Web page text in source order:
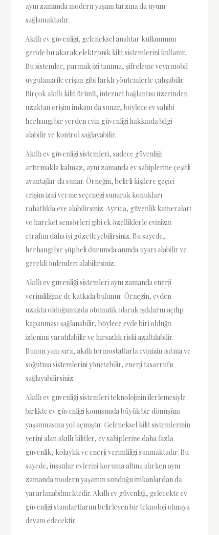
aynı zamanda modern yaşam tarzına da uyum
sağlamaktadır.
Akıllı ev güvenliği, geleneksel anahtar kullanımını
geride bırakarak elektronik kilit sistemlerini kullanır.
Bu sistemler, parmak izi tanıma, şifreleme veya mobil
uygulama ile erişim gibi farklı yöntemlerle çalışabilir.
Birçok akıllı kilit ürünü, internet bağlantısı üzerinden
uzaktan erişim imkanı da sunar, böylece ev sahibi
herhangi bir yerden evin güvenliği hakkında bilgi
alabilir ve kontrol sağlayabilir.
Akıllı ev güvenliği sistemleri, sadece güvenliği
artırmakla kalmaz, aynı zamanda ev sahiplerine çeşitli
avantajlar da sunar. Örneğin, belirli kişilere geçici
erişim izni verme seçeneği sunarak konukları
rahatlıkla eve alabilirsiniz. Ayrıca, güvenlik kameraları
ve hareket sensörleri gibi ek özelliklerle evinizin
etrafını daha iyi gözetleyebilirsiniz. Bu sayede,
herhangi bir şüpheli durumda anında uyarı alabilir ve
gerekli önlemleri alabilirsiniz.
Akıllı ev güvenliği sistemleri aynı zamanda enerji
verimliliğine de katkıda bulunur. Örneğin, evden
uzakta olduğunuzda otomatik olarak ışıkların açılıp
kapanması sağlanabilir, böylece evde biri olduğu
izlenimi yaratılabilir ve hırsızlık riski azaltılabilir.
Bunun yanı sıra, akıllı termostatlarla evinizin ısıtma ve
soğutma sistemlerini yönetebilir, enerji tasarrufu
sağlayabilirsiniz.
Akıllı ev güvenliği sistemleri teknolojinin ilerlemesiyle
birlikte ev güvenliği konusunda büyük bir dönüşüm
yaşanmasına yol açmıştır. Geleneksel kilit sistemlerinin
yerini alan akıllı kilitler, ev sahiplerine daha fazla
güvenlik, kolaylık ve enerji verimliliği sunmaktadır. Bu
sayede, insanlar evlerini koruma altına alırken aynı
zamanda modern yaşamın sunduğu imkanlardan da
yararlanabilmektedir. Akıllı ev güvenliği, gelecekte ev
güvenliği standartlarını belirleyen bir teknoloji olmaya
devam edecektir.